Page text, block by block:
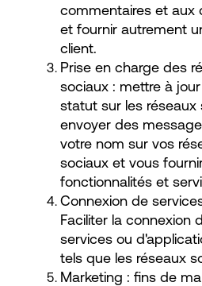
commentaires et aux
et fournir autrement
client.
Prise en charge des
sociaux : mettre à
statut sur les réseaux
envoyer des
votre nom sur vos
sociaux et vous
fonctionnalités et
Connexion de
Faciliter la connexion
services ou
tels que les réseaux
Marketing : fins de